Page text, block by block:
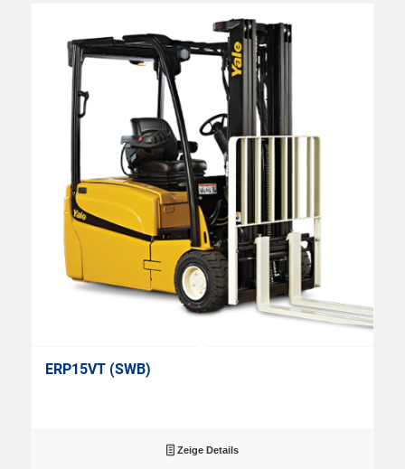
ERP15VT (SWB)
Zeige Details